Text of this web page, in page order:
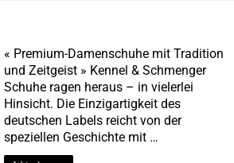
« Premium-Damenschuhe mit Tradition
und Zeitgeist » Kennel & Schmenger
Schuhe ragen heraus – in vielerlei
Hinsicht. Die Einzigartigkeit des
deutschen Labels reicht von der
speziellen Geschichte mit …